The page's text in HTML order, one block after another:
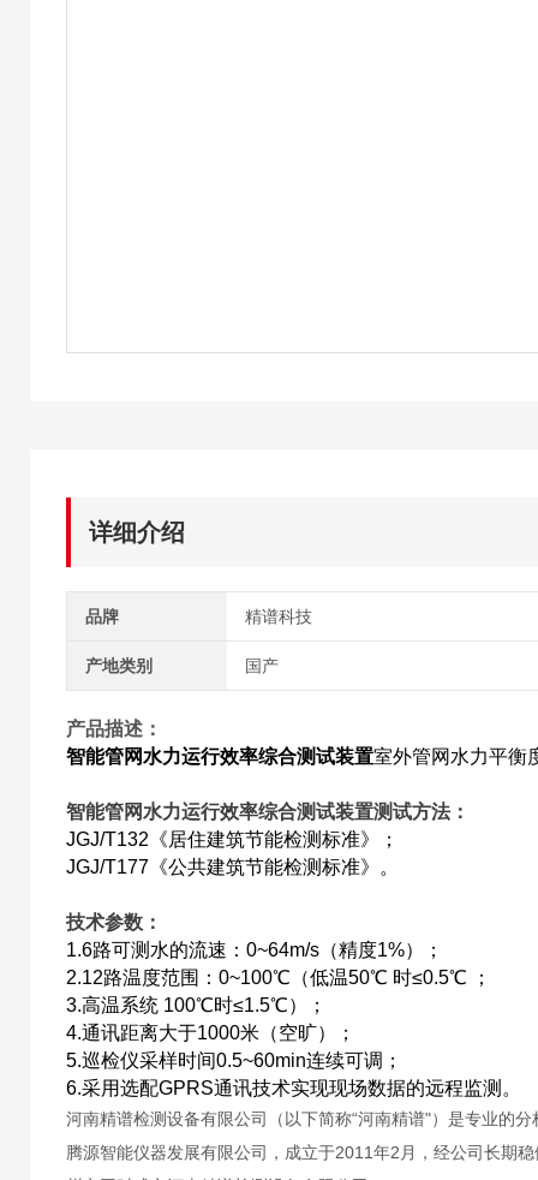
详细介绍
品牌 精谱科技
产地类别 国产
产品描述：
智能管网水力运行效率综合测试装置室外管网水力平衡
智能管网水力运行效率综合测试装置测试方法：
JGJ/T132《居住建筑节能检测标准》；
JGJ/T177《公共建筑节能检测标准》。
技术参数：
1.6路可测水的流速：0~64m/s（精度1%）；
2.12路温度范围：0~100℃（低温50℃ 时≤0.5℃ ；
3.高温系统 100℃时≤1.5℃）；
4.通讯距离大于1000米（空旷）；
5.巡检仪采样时间0.5~60min连续可调；
6.采用选配GPRS通讯技术实现现场数据的远程监测。
河南精谱检测设备有限公司（以下简称“河南精谱"）是专业的
腾源智能仪器发展有限公司，成立于2011年2月，经公司长期